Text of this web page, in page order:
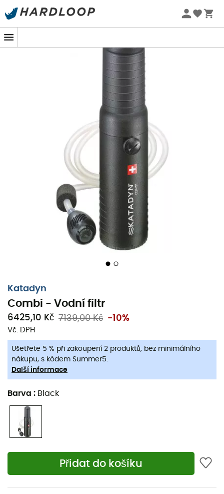
Letní akce 🔥 -5 % EXTRA při nákupu 2 produktů* s kódem
Katadyn
Combi - Vodní filtr
6425,10 Kč 7139,00 Kč -10%
Vč. DPH
Ušetřete 5 % při zakoupení 2 produktů, bez minimálního
nákupu, s kódem Summer5.
Další informace
Barva : Black
Přidat do košíku